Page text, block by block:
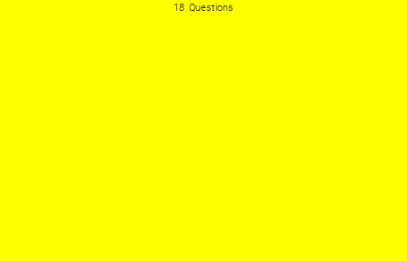
18 Questions